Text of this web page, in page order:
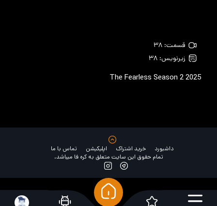
قسمت: ۳۸
زیرنویس: ۳۸
The Fearless Season 22025
داشبورد خرید اشتراک اپلیکیشن
تماس با ما
تمام حقوق این سایت متعلق به کره فا میباشد.